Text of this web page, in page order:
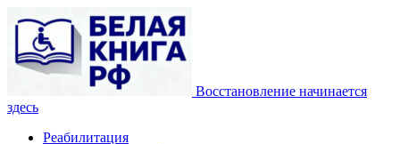
Восстановление начинается
здесь
Реабилитация